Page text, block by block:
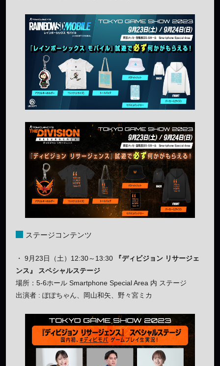
ステージコンテンツ
・ 9月23日（土）12:30～13:30
『ディビジョン リサージェ
ンス』 スペシャルステージ
場所：5-6ホール Smartphone Special Area 内 ステージ
出演者 : ぽぽちゃん、岡山和矢、野々宮ミカ